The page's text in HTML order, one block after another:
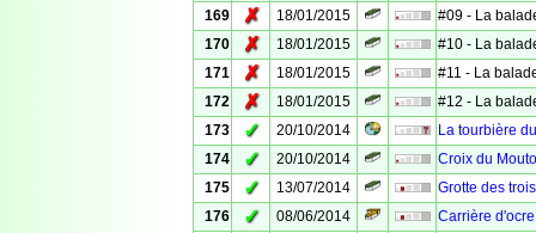
169
✗ 18/01/2015
#09 - La
170
✗ 18/01/2015
#10 - La
171
✗ 18/01/2015
#11 - La
172
✗ 18/01/2015
#12 - La
173
✓ 20/10/2014
La tourbière
174
✓ 20/10/2014
Croix du
175
✓ 13/07/2014
Grotte des
176
✓ 08/06/2014
Carrière